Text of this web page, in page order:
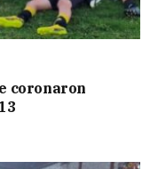
coronaron